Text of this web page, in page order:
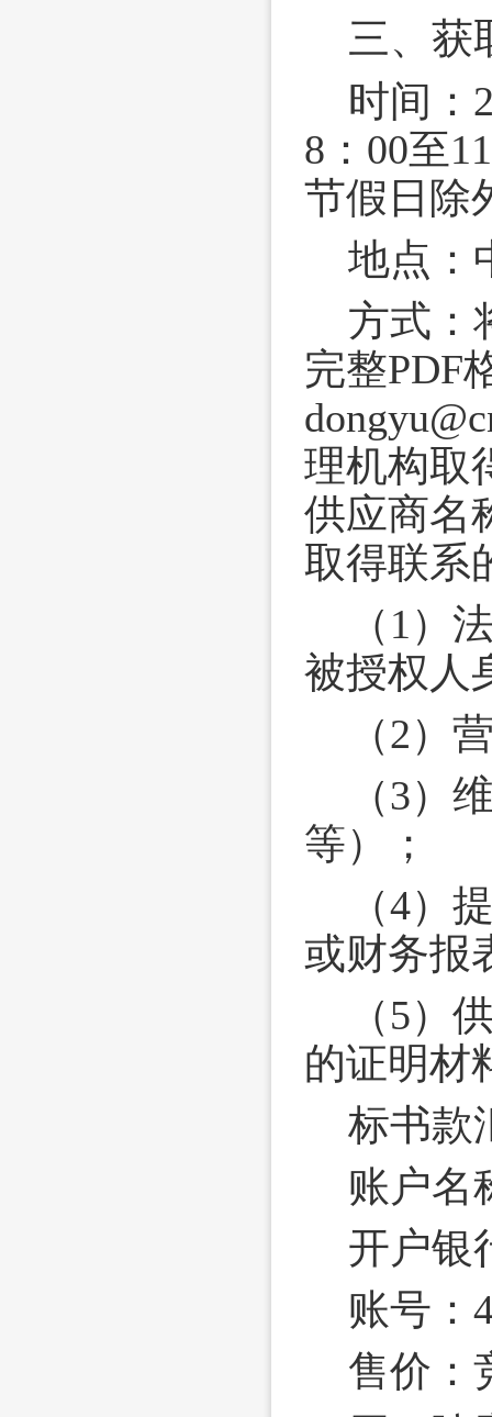
三、获
时间：
8：00至
节假日除
地点：
方式：
完整PDF
理机构取
供应商名
取得联系
（1）
被授权人
（2）
（3）
等）；
（4）
或财务报
（5）
的证明材
标书款
账户名
开户银
账号：
售价：